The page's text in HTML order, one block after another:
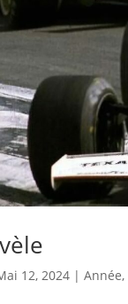
12, 2024 |Année,